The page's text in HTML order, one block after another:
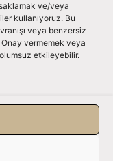
ve/veya
kullanıyoruz. Bu
veya benzersiz
vermemek veya
etkileyebilir.